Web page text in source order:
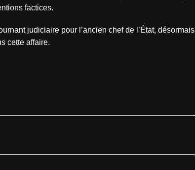
factices.
judiciaire pour l’ancien chef de l’État, désormais
cette affaire.